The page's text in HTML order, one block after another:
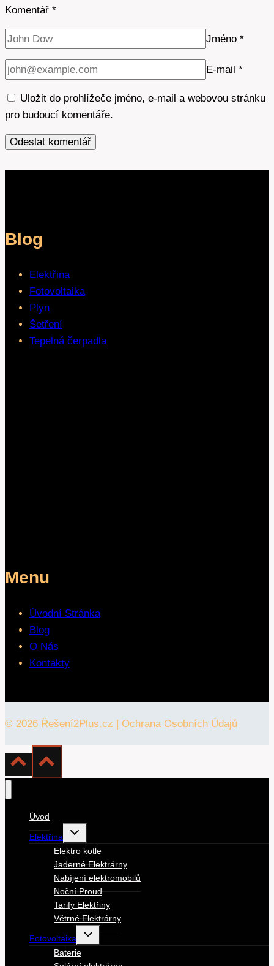
Komentář *
Jméno *
E-mail *
Uložit do prohlížeče jméno, e-mail a webovou stránku
pro budoucí komentáře.
Blog
Elektřina
Fotovoltaika
Plyn
Šetření
Tepelná čerpadla
Menu
Úvodní Stránka
Blog
O Nás
Kontakty
© 2026 Řešení2Plus.cz | Ochrana Osobních Údajů
Úvod
Elektřina
Toggle
menu
Elektro kotle
Jaderné Elektrárny
Nabíjení elektromobilů
Noční Proud
Tarify Elektřiny
Větrné Elektrárny
Fotovoltaika
Toggle
Baterie